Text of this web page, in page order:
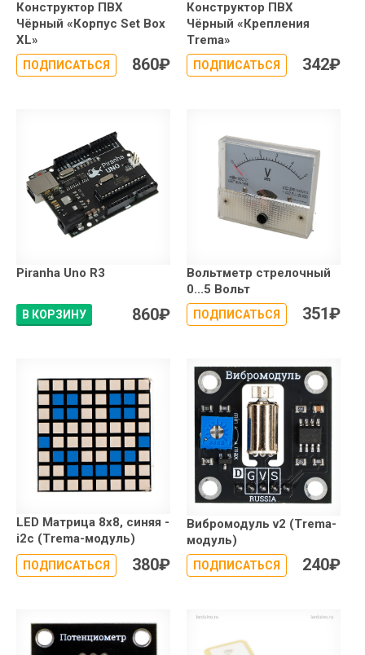
Конструктор ПВХ
Чёрный «Корпус Set Box
XL»
ПОДПИСАТЬСЯ 860₽
Конструктор ПВХ
Чёрный «Крепления
Trema»
ПОДПИСАТЬСЯ 342₽
Piranha Uno R3
В КОРЗИНУ 860₽
Вольтметр стрелочный
0...5 Вольт
ПОДПИСАТЬСЯ 351₽
LED Матрица 8x8, синяя -
i2c (Trema-модуль)
ПОДПИСАТЬСЯ 380₽
Вибромодуль v2 (Trema-
модуль)
ПОДПИСАТЬСЯ 240₽